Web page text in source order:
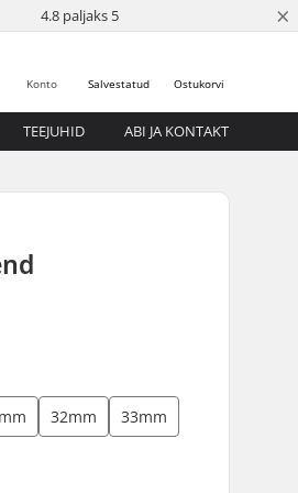
4.8 paljaks 5 ×
Ostukorvi
Salvestatud
Konto
TEEJUHID ABI JA KONTAKT
32mm
33mm